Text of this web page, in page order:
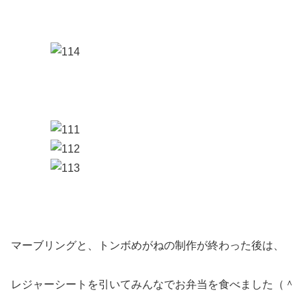
マーブリングと、トンボめがねの制作が終わった後は、
レジャーシートを引いてみんなでお弁当を食べました（＾